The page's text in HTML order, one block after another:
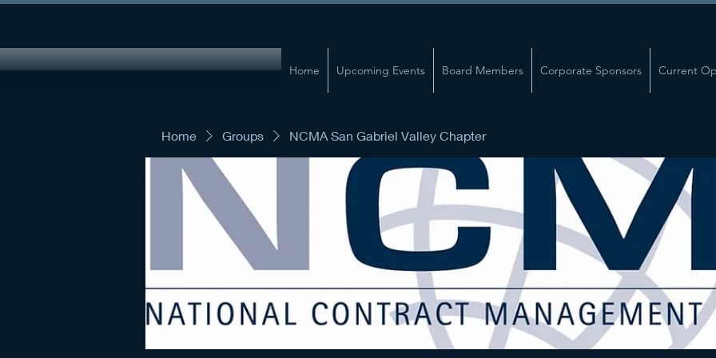
Home Upcoming Events Board Members Corporate Sponsors Current
Home Groups NCMA San Gabriel Valley Chapter